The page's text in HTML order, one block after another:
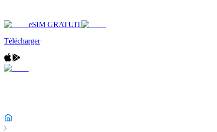
eSIM GRATUIT
Télécharger